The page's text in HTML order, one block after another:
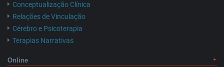
Conceptualização Clínica
Relações de Vinculação
Cérebro e Psicoterapia
Terapias Narrativas
Online